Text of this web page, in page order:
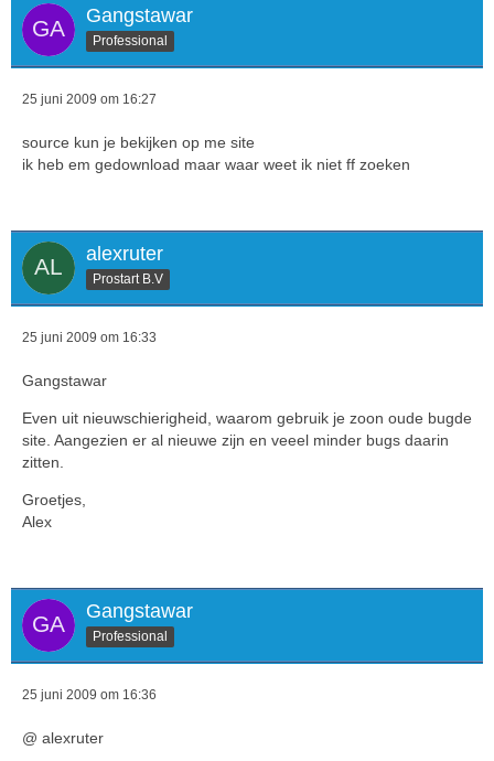
Gangstawar
Professional
25 juni 2009 om 16:27
source kun je bekijken op me site
ik heb em gedownload maar waar weet ik niet ff zoeken
alexruter
Prostart B.V
25 juni 2009 om 16:33
Gangstawar
Even uit nieuwschierigheid, waarom gebruik je zoon oude bugde
site. Aangezien er al nieuwe zijn en veeel minder bugs daarin
zitten.
Groetjes,
Alex
Gangstawar
Professional
25 juni 2009 om 16:36
@ alexruter